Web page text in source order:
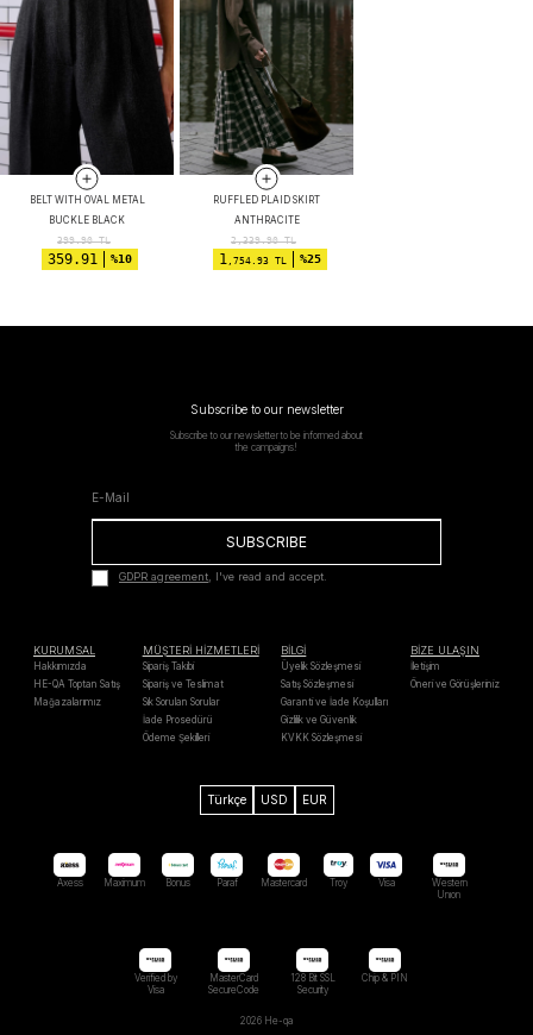
BELT WITH OVAL METAL
BUCKLE BLACK
399.90TL
359.91 %10
RUFFLED PLAID SKIRT
ANTHRACITE
2,339.90TL
1,754.93 TL %25
Subscribe to our newsletter
Subscribe to our newsletter to be informed about
the campaigns!
SUBSCRIBE
GDPR agreement, I've read and accept.
KURUMSAL
Hakkımızda
HE-QA Toptan Satış
Mağazalarımız
MÜŞTERİ HİZMETLERİ
Sipariş Takibi
Sipariş ve Teslimat
Sık Sorulan Sorular
İade Prosedürü
Ödeme Şekilleri
BİLGİ
Üyelik Sözleşmesi
Satış Sözleşmesi
Garanti ve İade Koşulları
Gizlilik ve Güvenlik
KVKK Sözleşmesi
BİZE ULAŞIN
İletişim
Öneri ve Görüşleriniz
Türkçe USD EUR
Axess Maximum Bonus Paraf Mastercard Troy Visa
Western
Unıon
Verified by
Visa
MasterCard
SecureCode
128 Bit SSL
Security
Chip & PIN
2026 He-qa